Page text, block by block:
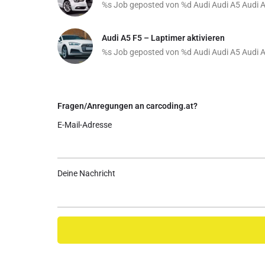
%s Job geposted von %d AudiAudi A5Audi
Audi A5 F5 – Laptimer aktivieren
%s Job geposted von %d AudiAudi A5Audi
Fragen/Anregungen an carcoding.at?
E-Mail-Adresse
Deine Nachricht